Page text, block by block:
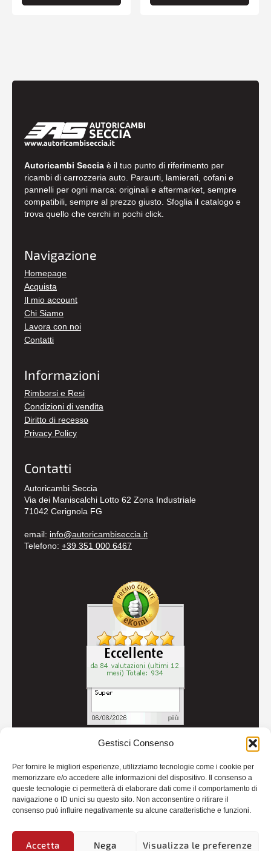
Gestisci Consenso
Per fornire le migliori esperienze, utilizziamo tecnologie come i cookie per
memorizzare e/o accedere alle informazioni del dispositivo. Il consenso a
queste tecnologie ci permetterà di elaborare dati come il comportamento di
navigazione o ID unici su questo sito. Non acconsentire o ritirare il
consenso può influire negativamente su alcune caratteristiche e funzioni.
Accetta Nega Visualizza le preferenze
Autoricambi Seccia è il tuo punto di riferimento per
ricambi di carrozzeria auto. Paraurti, lamierati, cofani e
pannelli per ogni marca: originali e aftermarket, sempre
compatibili, sempre al prezzo giusto. Sfoglia il catalogo e
trova quello che cerchi in pochi click.
Navigazione
Homepage
Acquista
Il mio account
Chi Siamo
Lavora con noi
Contatti
Informazioni
Rimborsi e Resi
Condizioni di vendita
Diritto di recesso
Privacy Policy
Contatti
Autoricambi Seccia
Via dei Maniscalchi Lotto 62 Zona Industriale
71042 Cerignola FG
email: info@autoricambiseccia.it
Telefono: +39 351 000 6467
Credits